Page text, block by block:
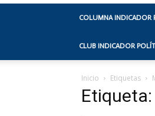
COLUMNA INDICADOR
CLUB INDICADOR
Inicio Etiquetas